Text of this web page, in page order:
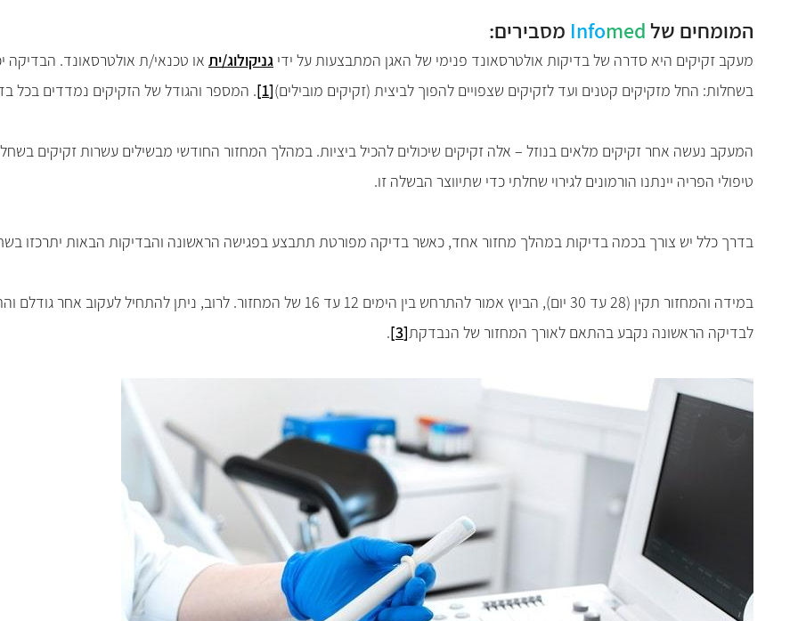
המומחים של Infomed מסבירים:
מעקב זקיקים היא סדרה של בדיקות אולטרסאונד פנימי של האגן המתבצעות על ידי גניקולוג/ית או טכנאי/ת אולטרסאונד. הבדיקה
בשחלות: החל מזקיקים קטנים ועד לזקיקים שצפויים להפוך לביצית (זקיקים מובילים)[1] . המספר והגודל של הזקיקים נמדדים בכל
המעקב נעשה אחר זקיקים מלאים בנוזל – אלה זקיקים שיכולים להכיל ביציות. במהלך המחזור החודשי מבשילים עשרות זקיקים
טיפולי הפריה יינתנו הורמונים לגירוי שחלתי כדי שתיווצר הבשלה זו.
בדרך כלל יש צורך בכמה בדיקות במהלך מחזור אחד, כאשר בדיקה מפורטת תתבצע בפגישה הראשונה והבדיקות הבאות יתרכזו
במידה והמחזור תקין (28 עד 30 יום), הביוץ אמור להתרחש בין הימים 12 עד 16 של
לבדיקה הראשונה נקבע בהתאם לאורך המחזור של הנבדקת[3]
.